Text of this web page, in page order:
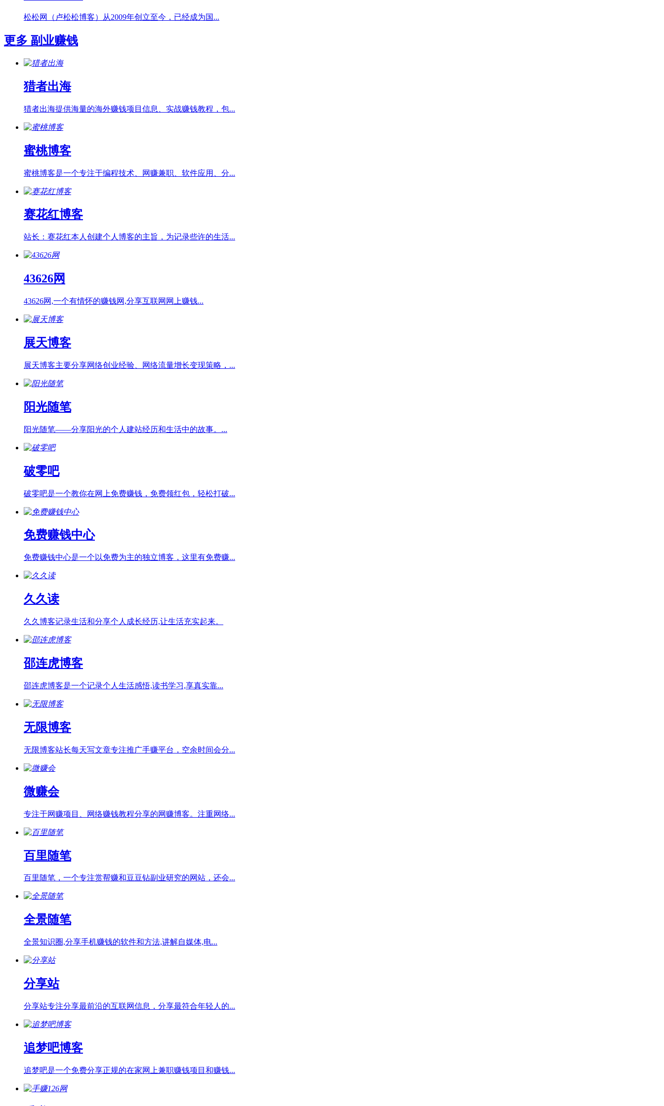
松松网（卢松松博客）从2009年创立至今，已经成为国...
更多 副业赚钱
猎者出海
猎者出海提供海量的海外赚钱项目信息、实战赚钱教程，包...
蜜桃博客
蜜桃博客是一个专注于编程技术、网赚兼职、软件应用、分...
赛花红博客
站长：赛花红本人创建个人博客的主旨，为记录些许的生活...
43626网
43626网,一个有情怀的赚钱网,分享互联网网上赚钱...
展天博客
展天博客主要分享网络创业经验、网络流量增长变现策略，...
阳光随笔
阳光随笔——分享阳光的个人建站经历和生活中的故事。...
破零吧
破零吧是一个教你在网上免费赚钱，免费领红包，轻松打破...
免费赚钱中心
免费赚钱中心是一个以免费为主的独立博客，这里有免费赚...
久久读
久久博客记录生活和分享个人成长经历,让生活充实起来。
邵连虎博客
邵连虎博客是一个记录个人生活感悟,读书学习,享真实靠...
无限博客
无限博客站长每天写文章专注推广手赚平台，空余时间会分...
微赚会
专注于网赚项目、网络赚钱教程分享的网赚博客。注重网络...
百里随笔
百里随笔，一个专注赏帮赚和豆豆钻副业研究的网站，还会...
全景随笔
全景知识圈,分享手机赚钱的软件和方法,讲解自媒体,电...
分享站
分享站专注分享最前沿的互联网信息，分享最符合年轻人的...
追梦吧博客
追梦吧是一个免费分享正规的在家网上兼职赚钱项目和赚钱...